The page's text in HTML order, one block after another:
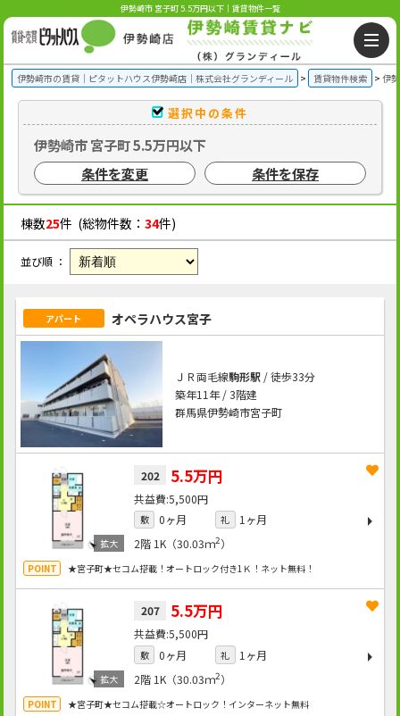
伊勢崎市 宮子町 5.5万円以下｜賃貸物件一覧
伊勢崎市の賃貸｜ピタットハウス伊勢崎店｜株式会社グランディール 賃貸物件検索 伊
選択中の条件
伊勢崎市 宮子町 5.5万円以下
条件を変更
条件を保存
棟数25件 (総物件数： 34件)
並び順 ：
アパート オペラハウス宮子
ＪＲ両毛線駒形駅/ 徒歩33分
築年11年 / 3階建
群馬県伊勢崎市宮子町
202 5.5万円
5,500円
敷 0ヶ月 礼
1ヶ月
2階 1K（30.03ｍ2）
★宮子町★セコム搭載！オートロック付き1Ｋ！ネット無料！
207 5.5万円
5,500円
敷 0ヶ月 礼
1ヶ月
2階 1K（30.03ｍ2）
★宮子町★セコム搭載☆オートロック！インターネット無料